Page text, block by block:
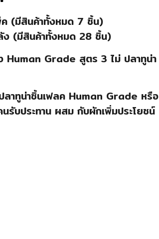
(มีสินค้าทั้งหมด 7 ชิ้น)
ง (มีสินค้าทั้งหมด 28 ชิ้น)
Human Grade สูตร 3 ไม่ ปลาทูน่า
าทูน่าชิ้นเฟลค Human Grade หรือ
นรับประทาน ผสม กับผักเพิ่มประโยชน์